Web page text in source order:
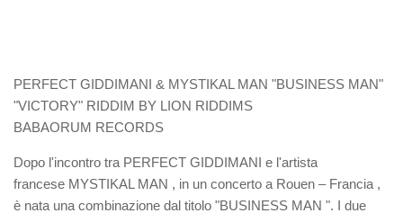
PERFECT GIDDIMANI & MYSTIKAL MAN "BUSINESS MAN"
"VICTORY" RIDDIM BY LION RIDDIMS
BABAORUM RECORDS
Dopo l'incontro tra PERFECT GIDDIMANI e l'artista
francese MYSTIKAL MAN , in un concerto a Rouen – Francia ,
è nata una combinazione dal titolo "BUSINESS MAN ". I due